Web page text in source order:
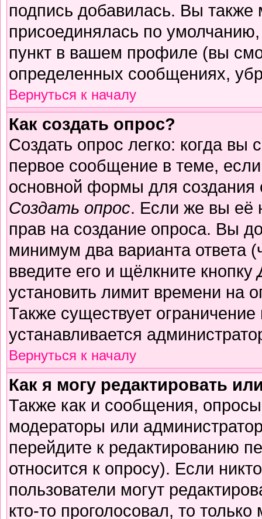
подпись добавилась. Вы также
присоединялась по
пункт в вашем профиле (вы
определенных сообщениях,
Вернуться к началу
Как создать опрос?
Создать опрос легко: когда вы
первое сообщение в теме,
основной формы для
Создать опрос. Если же вы её
прав на создание опроса. Вы
минимум два варианта ответа
введите его и щёлкните кнопку
установить лимит времени на
Также существует
устанавливается
Вернуться к началу
Как я могу редактировать
Также как и сообщения, опросы
модераторы или
перейдите к редактированию
относится к опросу). Если
пользователи могут
кто-то проголосовал, то